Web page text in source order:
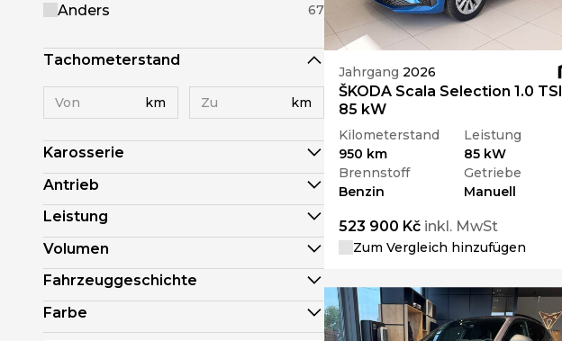
Anders 67
Tachometerstand
km km
Karosserie
Antrieb
Leistung
Volumen
Fahrzeuggeschichte
Farbe
Jahrgang 2026
ŠKODA Scala Selection 1.0 TSI
85 kW
Kilometerstand
950 km
Leistung
85 kW
Brennstoff
Benzin
Getriebe
Manuell
523 900 Kč inkl. MwSt
Zum Vergleich hinzufügen